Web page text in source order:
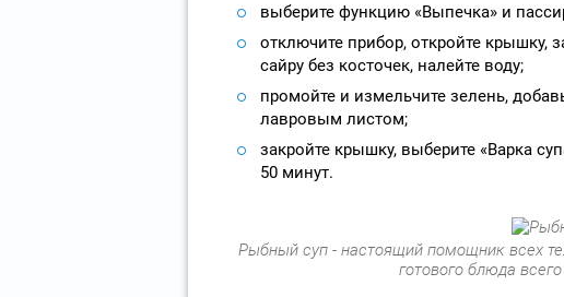
выберите функцию «Выпечка» и
отключите прибор, откройте крышку,
сайру без косточек, налейте воду;
промойте и измельчите зелень,
лавровым листом;
закройте крышку, выберите «Варка
50 минут.
Рыбный суп - настоящий помощник всех
готового блюда